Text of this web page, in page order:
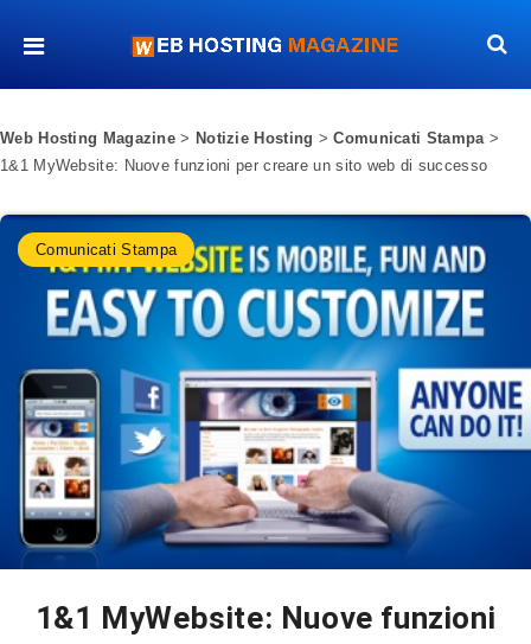
Web Hosting Magazine > Notizie Hosting >Comunicati Stampa >
1&1 MyWebsite: Nuove funzioni per creare un sito web di successo
Comunicati Stampa
1&1 MyWebsite: Nuove funzioni